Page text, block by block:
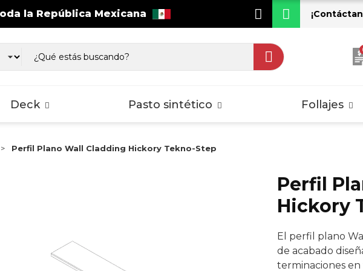
la República Mexicana
Pisos Laminados
Pisos
Vintage
Deck Pasto sintético Follajes
Laminados
Pisos Laminados
Pisos
Perfil Plano Wall Cladding Hickory Tekno-Step
Perfil
Hickory
El perfil plano
de acabado
terminaciones en